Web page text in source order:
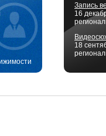
Запись
16
18